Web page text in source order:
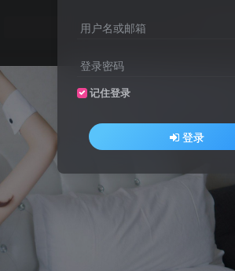
您当前
用户名或邮箱
登录密码
记住登录
登录